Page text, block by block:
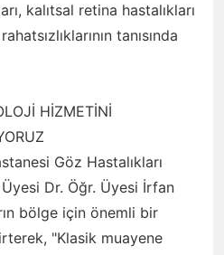
kalıtsal retina hastalıkları
tanısında
HİZMETİNİ
Göz Hastalıkları
Dr. Öğr. Üyesi İrfan
bölge için önemli bir
"Klasik muayene